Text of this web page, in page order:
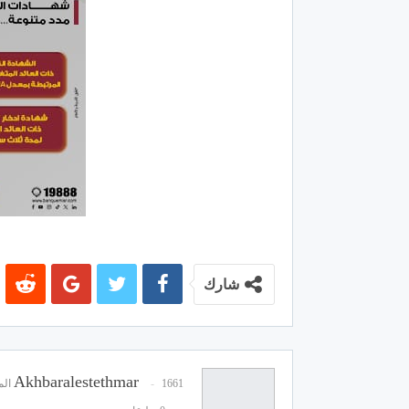
شارك
Akhbaralestethmar 1661 المشاركات